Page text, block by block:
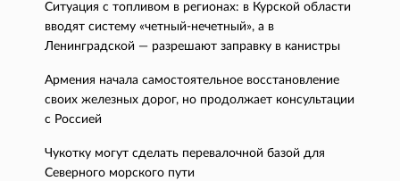
Ситуация с топливом в регионах: в Курской области
вводят систему «четный-нечетный», а в
Ленинградской — разрешают заправку в канистры
Армения начала самостоятельное восстановление
своих железных дорог, но продолжает консультации
с Россией
Чукотку могут сделать перевалочной базой для
Северного морского пути